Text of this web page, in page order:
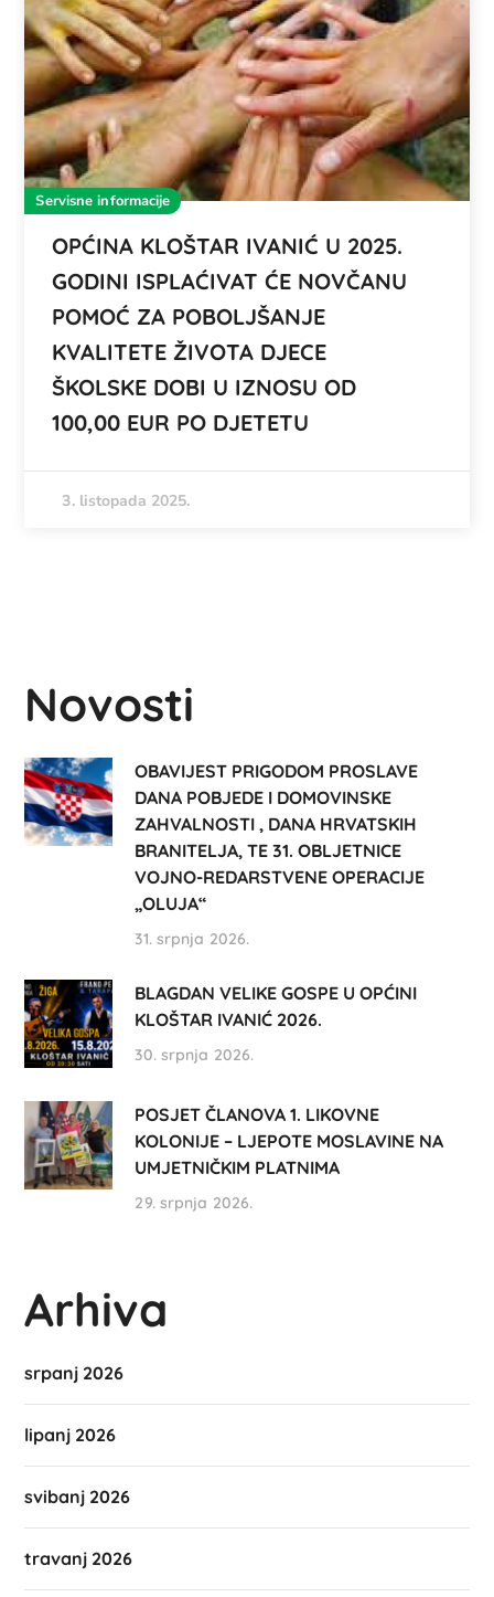
Servisne informacije
OPĆINA KLOŠTAR IVANIĆ U 2025.
GODINI ISPLAĆIVAT ĆE NOVČANU
POMOĆ ZA POBOLJŠANJE
KVALITETE ŽIVOTA DJECE
ŠKOLSKE DOBI U IZNOSU OD
100,00 EUR PO DJETETU
3. listopada 2025.
Novosti
OBAVIJEST PRIGODOM PROSLAVE
DANA POBJEDE I DOMOVINSKE
ZAHVALNOSTI , DANA HRVATSKIH
BRANITELJA, TE 31. OBLJETNICE
VOJNO-REDARSTVENE OPERACIJE
„OLUJA“
31. srpnja 2026.
BLAGDAN VELIKE GOSPE U OPĆINI
KLOŠTAR IVANIĆ 2026.
30. srpnja 2026.
POSJET ČLANOVA 1. LIKOVNE
KOLONIJE – LJEPOTE MOSLAVINE NA
UMJETNIČKIM PLATNIMA
29. srpnja 2026.
Arhiva
srpanj 2026
lipanj 2026
svibanj 2026
travanj 2026